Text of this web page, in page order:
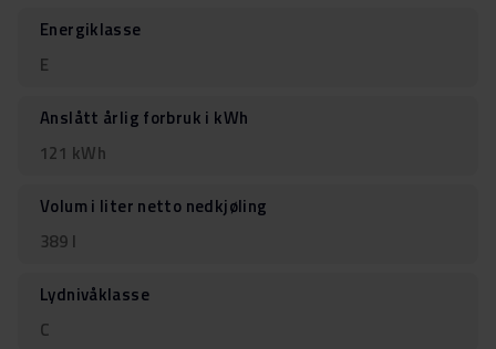
Energiklasse
E
Anslått årlig forbruk i kWh
121 kWh
Volum i liter netto nedkjøling
389 l
Lydnivåklasse
C